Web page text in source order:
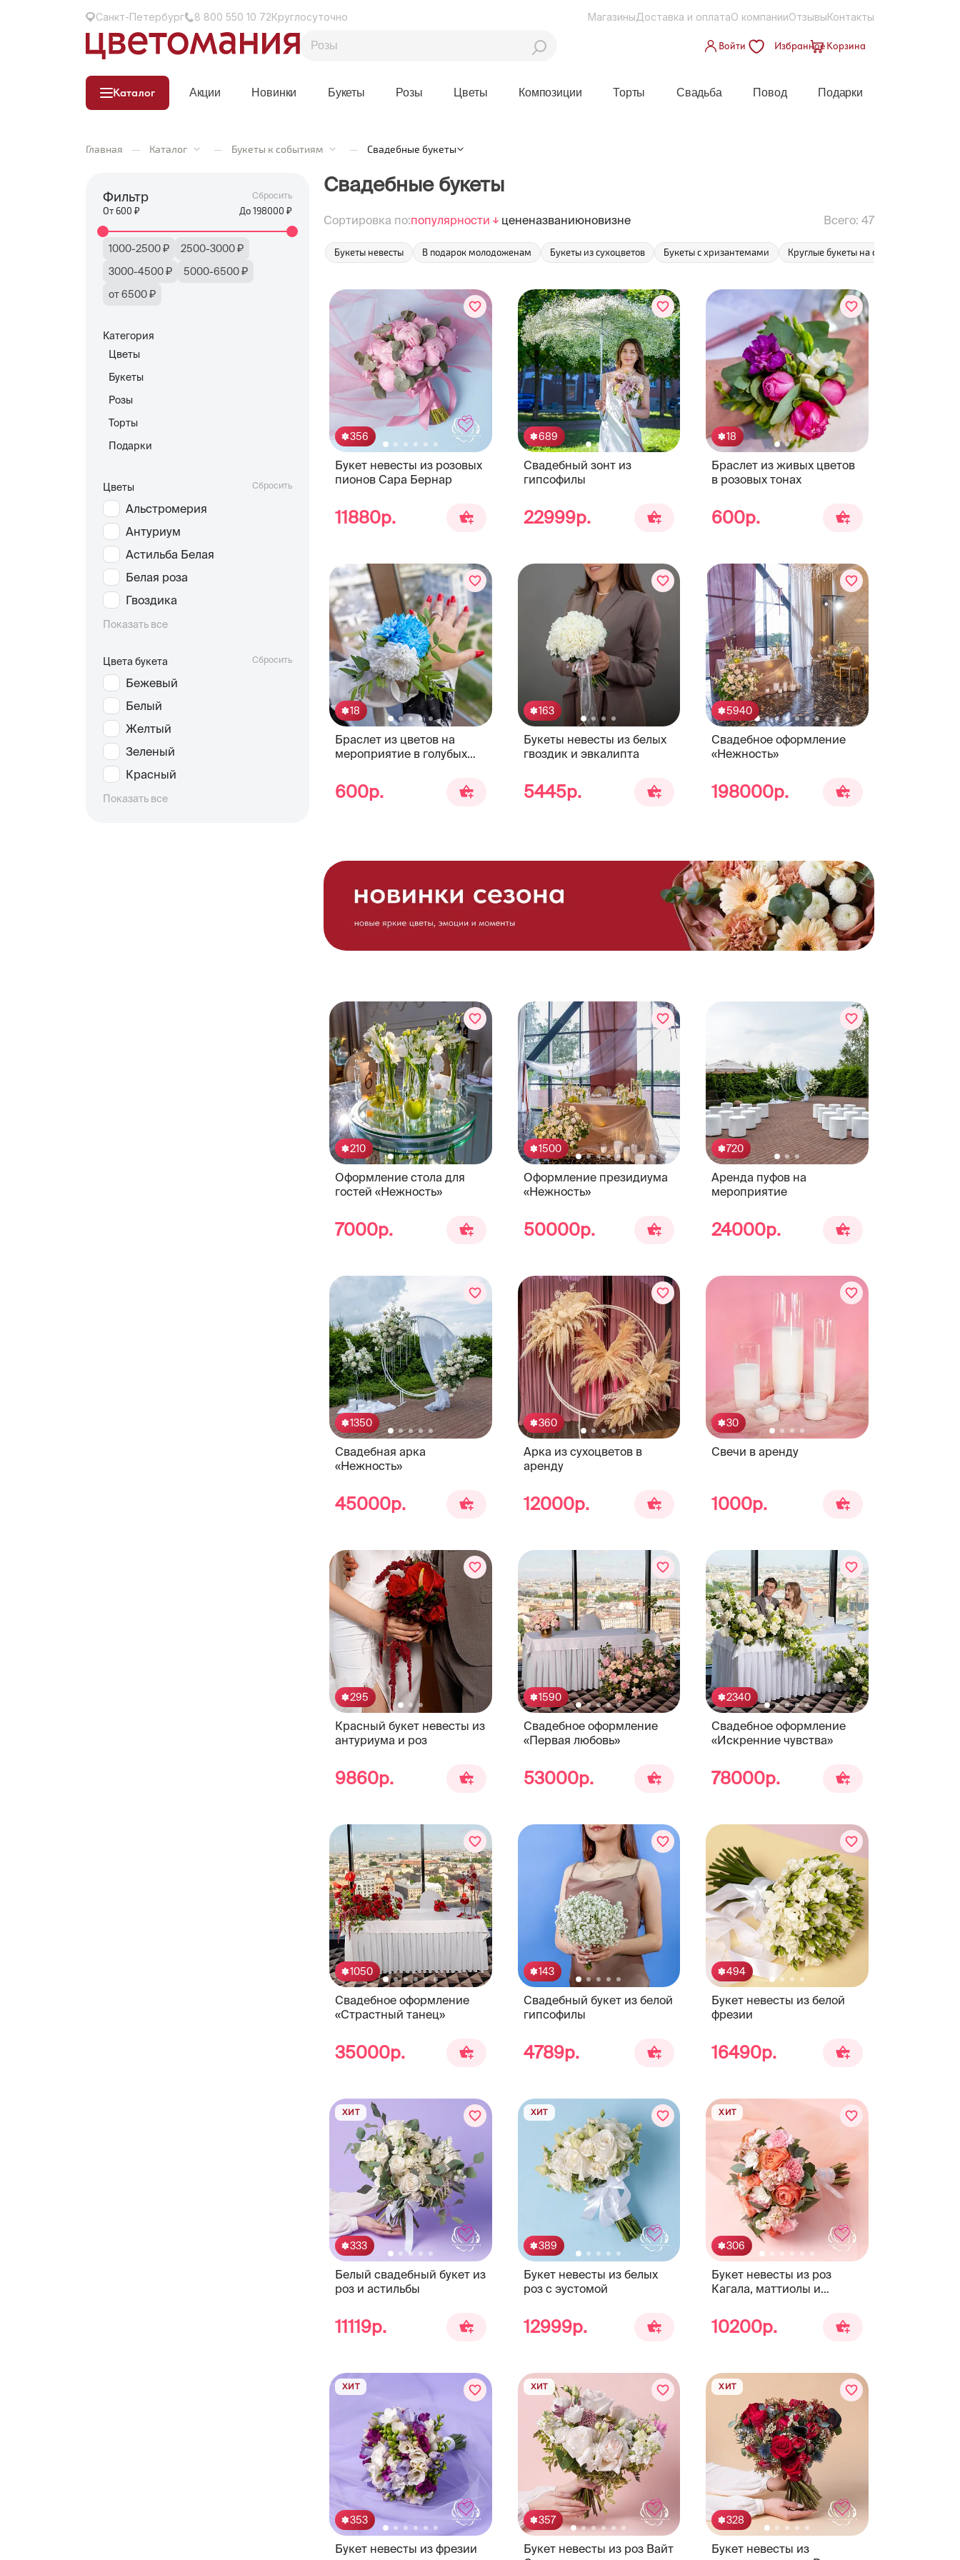
Санкт-Петербург 8 800 550 10 72Круглосуточно МагазиныДоставка и оплатаО компанииОтзывыКонтакты
Войти ИзбранноеКорзина
Каталог Акции Новинки Букеты Розы Цветы Композиции Торты Свадьба Повод Подарки
Главная — Каталог — Букеты к событиям — Свадебные букеты
Фильтр Сбросить
От600 ₽ До198000 ₽
1000-2500 ₽
2500-3000 ₽
3000-4500 ₽
5000-6500 ₽
от 6500 ₽
Категория
Цветы
Букеты
Розы
Торты
Подарки
Цветы Сбросить
Альстромерия
Антуриум
Астильба Белая
Белая роза
Гвоздика
Показать все
Цвета букета Сбросить
Бежевый
Белый
Желтый
Зеленый
Красный
Показать все
Свадебные букеты
Сортировка по:популярности цененазваниюновизне Всего: 47
Букеты невесты В подарок молодоженам Букеты из сухоцветов Букеты с хризантемами Круглые букеты на свадьбу
356
Букет невесты из розовых
пионов Сара Бернар
11880р.
689
Свадебный зонт из
гипсофилы
22999р.
18
Браслет из живых цветов
в розовых тонах
600р.
18
Браслет из цветов на
мероприятие в голубых
600р.
163
Букеты невесты из белых
гвоздик и эвкалипта
5445р.
5940
Свадебное оформление
«Нежность»
198000р.
210
Оформление стола для
гостей «Нежность»
7000р.
1500
Оформление президиума
«Нежность»
50000р.
720
Аренда пуфов на
мероприятие
24000р.
1350
Свадебная арка
«Нежность»
45000р.
360
Арка из сухоцветов в
аренду
12000р.
30
Свечи в аренду
1000р.
295
Красный букет невесты из
антуриума и роз
9860р.
1590
Свадебное оформление
«Первая любовь»
53000р.
2340
Свадебное оформление
«Искренние чувства»
78000р.
1050
Свадебное оформление
«Страстный танец»
35000р.
143
Свадебный букет из белой
гипсофилы
4789р.
494
Букет невесты из белой
фрезии
16490р.
333
Белый свадебный букет из
роз и астильбы
ХИТ
11119р.
389
Букет невесты из белых
роз с эустомой
ХИТ
12999р.
306
Букет невесты из роз
Кагала, маттиолы и
ХИТ
10200р.
353
Букет невесты из фрезии
ХИТ
357
Букет невесты из роз Вайт
ХИТ
328
Букет невесты из
ХИТ